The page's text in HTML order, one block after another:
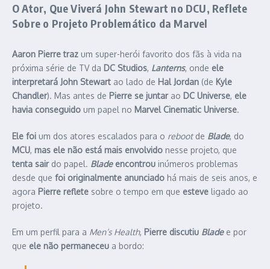
O Ator, QueViverá John Stewart no DCU, Reflete
Sobre o Projeto Problemático da Marvel
Aaron Pierre traz um super-herói favorito dos fãs à vida na
próxima série de TV da DC Studios, Lanterns, onde ele
interpretará John Stewart ao lado de Hal Jordan (de Kyle
Chandler). Mas antes de Pierre se juntarao DC Universe, ele
havia conseguido um papel no Marvel Cinematic Universe.
Ele foi um dos atores escalados para o rebootde Blade, do
MCU, mas ele não está mais envolvido nesse projeto, que
tenta sairdo papel. Blade encontrou inúmeros problemas
desde que foi originalmente anunciado há mais de seis anos, e
agora Pierre reflete sobre o tempo em que esteve ligado ao
projeto.
Em um perfil para a Men’s Health, Pierre discutiu Bladee por
que ele não permaneceu a bordo: